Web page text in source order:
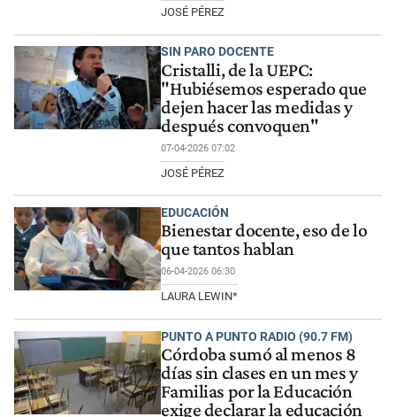
JOSÉ PÉREZ
SIN PARO DOCENTE
Cristalli, de la UEPC:
"Hubiésemos esperado que
dejen hacer las medidas y
después convoquen"
07-04-2026 07:02
JOSÉ PÉREZ
EDUCACIÓN
Bienestar docente, eso de lo
que tantos hablan
06-04-2026 06:30
LAURA LEWIN*
PUNTO A PUNTO RADIO (90.7 FM)
Córdoba sumó al menos 8
días sin clases en un mes y
Familias por la Educación
exige declarar la educación